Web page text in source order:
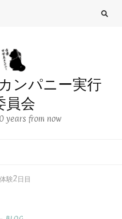
ンパニー実行
員会
years from now
験2日目